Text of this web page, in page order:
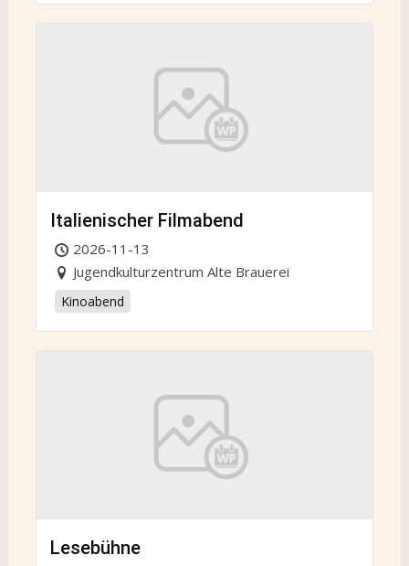
Italienischer Filmabend
2026-11-13
Jugendkulturzentrum Alte Brauerei
Kinoabend
Lesebühne